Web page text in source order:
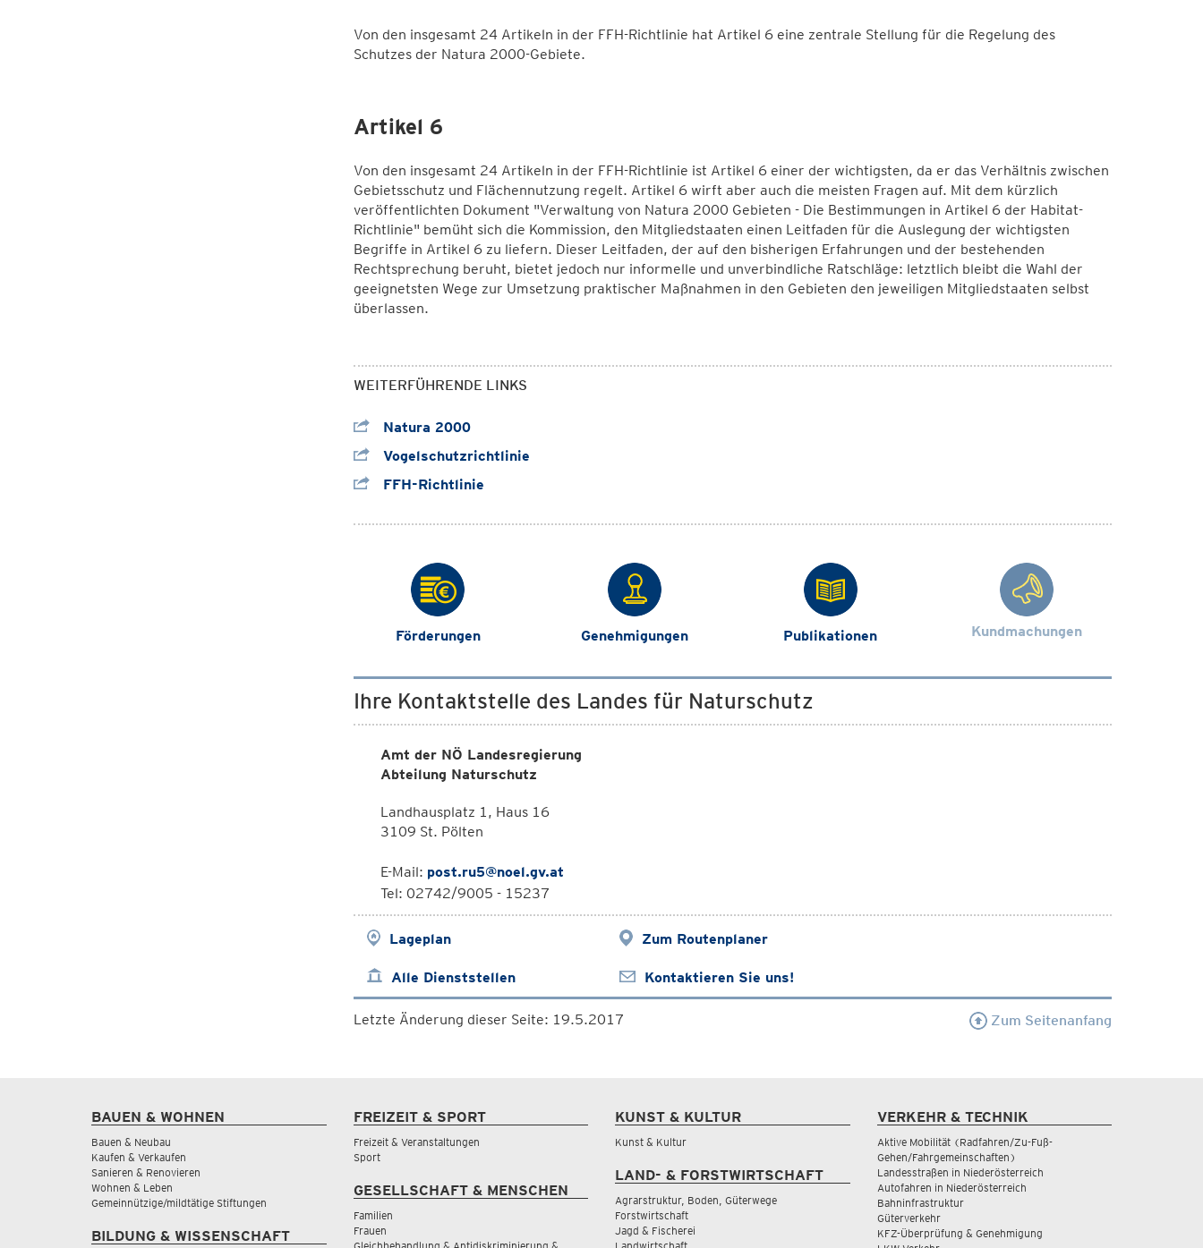
Von den insgesamt 24 Artikeln in der FFH-Richtlinie hat Artikel 6 eine zentrale Stellung für die Regelung des
Schutzes der Natura 2000-Gebiete.
Artikel 6
Von den insgesamt 24 Artikeln in der FFH-Richtlinie ist Artikel 6 einer der wichtigsten, da er das Verhältnis zwischen
Gebietsschutz und Flächennutzung regelt. Artikel 6 wirft aber auch die meisten Fragen auf. Mit dem kürzlich
veröffentlichten Dokument "Verwaltung von Natura 2000 Gebieten - Die Bestimmungen in Artikel 6 der Habitat-
Richtlinie" bemüht sich die Kommission, den Mitgliedstaaten einen Leitfaden für die Auslegung der wichtigsten
Begriffe in Artikel 6 zu liefern. Dieser Leitfaden, der auf den bisherigen Erfahrungen und der bestehenden
Rechtsprechung beruht, bietet jedoch nur informelle und unverbindliche Ratschläge: letztlich bleibt die Wahl der
geeignetsten Wege zur Umsetzung praktischer Maßnahmen in den Gebieten den jeweiligen Mitgliedstaaten selbst
überlassen.
WEITERFÜHRENDE LINKS
Natura 2000
Vogelschutzrichtlinie
FFH-Richtlinie
Förderungen Genehmigungen Publikationen Kundmachungen
Ihre Kontaktstelle des Landes für Naturschutz
Amt der NÖ Landesregierung
Abteilung Naturschutz
Landhausplatz 1, Haus 16
3109 St. Pölten
E-Mail: post.ru5@noel.gv.at
Tel: 02742/9005 - 15237
Lageplan Zum Routenplaner
Alle Dienststellen Kontaktieren Sie uns!
Letzte Änderung dieser Seite: 19.5.2017 Zum Seitenanfang
BAUEN & WOHNEN
Bauen & Neubau
Kaufen & Verkaufen
Sanieren & Renovieren
Wohnen & Leben
Gemeinnützige/mildtätige Stiftungen
BILDUNG & WISSENSCHAFT
FREIZEIT & SPORT
Freizeit & Veranstaltungen
Sport
GESELLSCHAFT & MENSCHEN
Familien
Frauen
KUNST & KULTUR
Kunst & Kultur
LAND- & FORSTWIRTSCHAFT
Agrarstruktur, Boden, Güterwege
Forstwirtschaft
Jagd & Fischerei
VERKEHR & TECHNIK
Aktive Mobilität (Radfahren/Zu-Fuß-
Gehen/Fahrgemeinschaften)
Landesstraßen in Niederösterreich
Autofahren in Niederösterreich
Bahninfrastruktur
Güterverkehr
KFZ-Überprüfung & Genehmigung